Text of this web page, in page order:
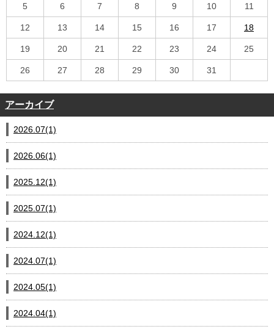
5 6 7 8 9 10 11
12 13 14 15 16 17 18
19 20 21 22 23 24 25
26 27 28 29 30 31
アーカイブ
2026.07(1)
2026.06(1)
2025.12(1)
2025.07(1)
2024.12(1)
2024.07(1)
2024.05(1)
2024.04(1)